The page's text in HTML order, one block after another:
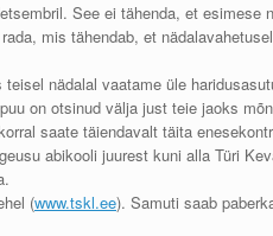
See ei tähenda, et esimese
mis tähendab, et
nädalal vaatame üle
on otsinud välja just teie jaoks
saate täiendavalt täita
abikooli juurest kuni alla Türi
(www.tskl.ee). Samuti saab